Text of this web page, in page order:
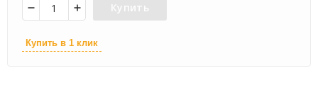
Купить
Купить в 1 клик